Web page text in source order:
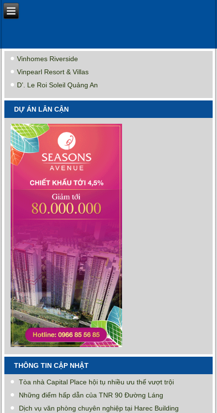
Vinhomes Riverside
Vinpearl Resort & Villas
D’. Le Roi Soleil Quảng An
DỰ ÁN LÂN CẬN
THÔNG TIN CẬP NHẬT
Tòa nhà Capital Place hội tụ nhiều ưu thế vượt trội
Những điểm hấp dẫn của TNR 90 Đường Láng
Dịch vụ văn phòng chuyên nghiệp tại Harec Building